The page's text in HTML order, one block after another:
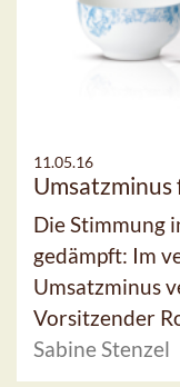
11.05.16
Die Stimmung
gedämpft: Im
Umsatzminus
Vorsitzender
Sabine Stenzel